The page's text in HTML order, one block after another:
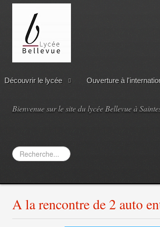
Découvrir le lycée Ouverture à
Bienvenue sur le site du lycée Bellevue à
Rechercher
A la rencontre de 2 auto